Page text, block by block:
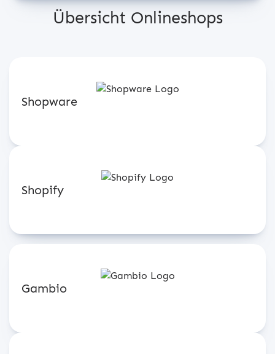
Übersicht Onlineshops
Shopware
Shopify
Gambio